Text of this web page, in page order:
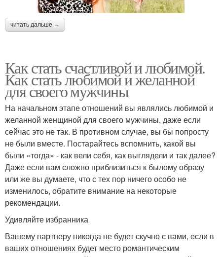
читать дальше →
Как стать счастливой и любимой.
Как стать любимой и желанной
для своего мужчины
На начальном этапе отношений вы являлись любимой и
желанной женщиной для своего мужчины, даже если
сейчас это не так. В противном случае, вы бы попросту
не были вместе. Постарайтесь вспомнить, какой вы
были «тогда» - как вели себя, как выглядели и так далее?
Даже если вам сложно приблизиться к былому образу
или же вы думаете, что с тех пор ничего особо не
изменилось, обратите внимание на некоторые
рекомендации.
Удивляйте избранника
Вашему партнеру никогда не будет скучно с вами, если в
ваших отношениях будет место романтическим